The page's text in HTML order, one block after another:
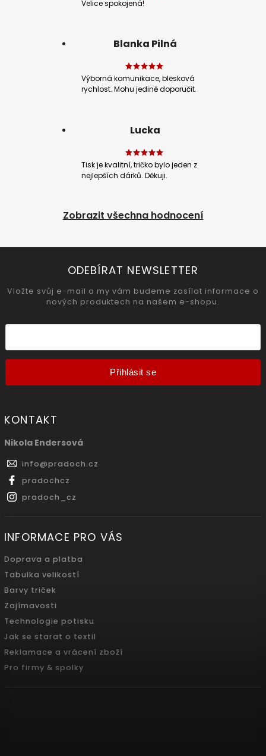
Velice spokojená!
Blanka Pilná
Výborná komunikace, blesková
rychlost. Mohu jedině doporučit.
Lucka
Tisk je kvalitní, tričko bylo jeden z
nejlepších dárků. Děkuji.
Zobrazit všechna hodnocení
ODEBÍRAT NEWSLETTER
Vložte svůj e-mail a my vám budeme zasílat informace o
nových produktech na našem e-shopu.
Přihlásit se
KONTAKT
Nikola Endersová
info@pradoch.cz
pradochcz
pradoch_cz
INFORMACE PRO VÁS
Doprava a platba
Tabulka velikostí
Barvy triček
Zajímavosti
Technologie potisku
Jak se starat o textil
Reklamace a vrácení zboží
Pro firmy & spolky